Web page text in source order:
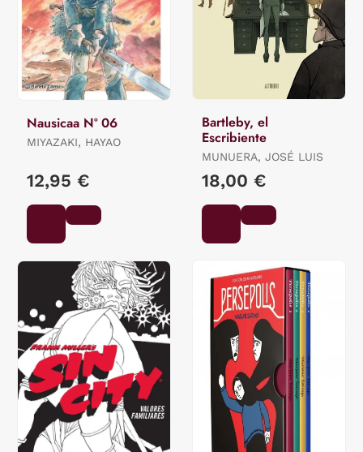
Nausicaa Nº 06
MIYAZAKI, HAYAO
12,95 €
Bartleby, el
Escribiente
MUNUERA, JOSÉ LUIS
18,00 €